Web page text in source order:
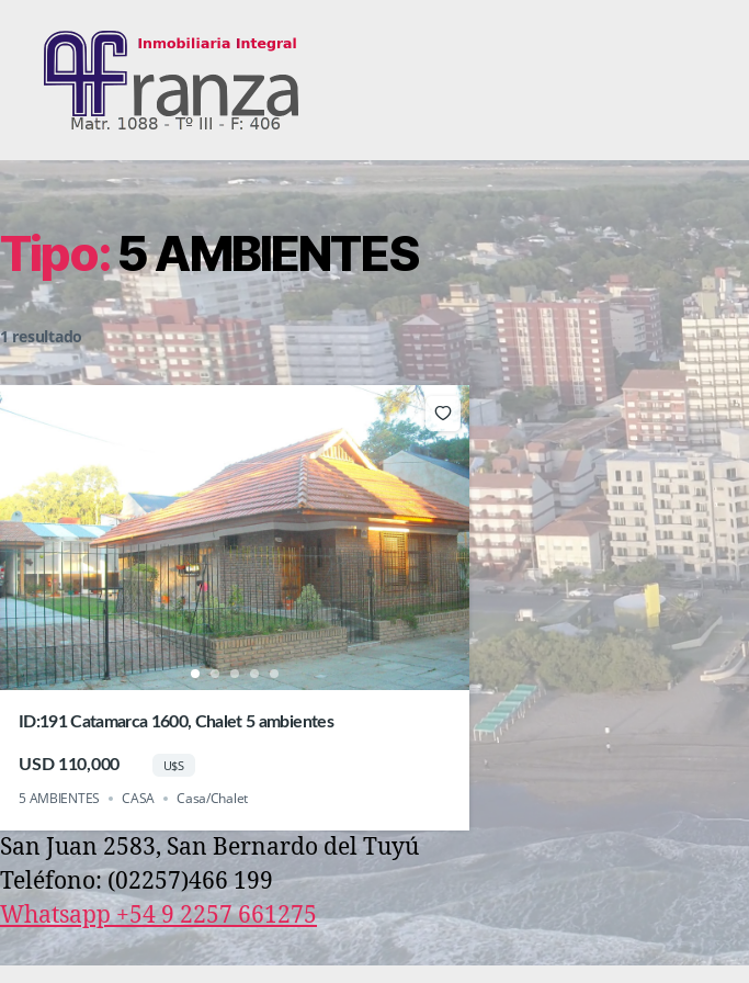
Inmobiliaria
Tipo:5 AMBIENTES
1 resultado
ID:191 Catamarca 1600, Chalet 5 ambientes
USD 110,000 U$S
5 AMBIENTES CASA Casa/Chalet
San Juan 2583, San Bernardo del Tuyú
Teléfono: (02257)466 199
Whatsapp +54 9 2257 661275